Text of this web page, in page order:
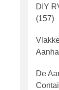
DIY
(157)
De